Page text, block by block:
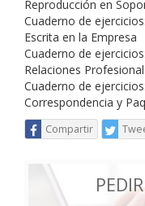
Reproducción en
Cuaderno de
Escrita en la Empresa
Cuaderno de
Relaciones
Cuaderno de
Correspondencia y
Compartir